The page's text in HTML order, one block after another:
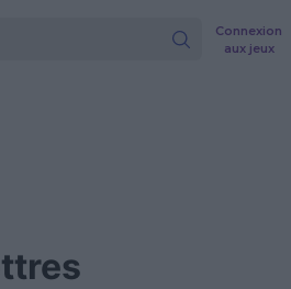
Connexion
aux jeux